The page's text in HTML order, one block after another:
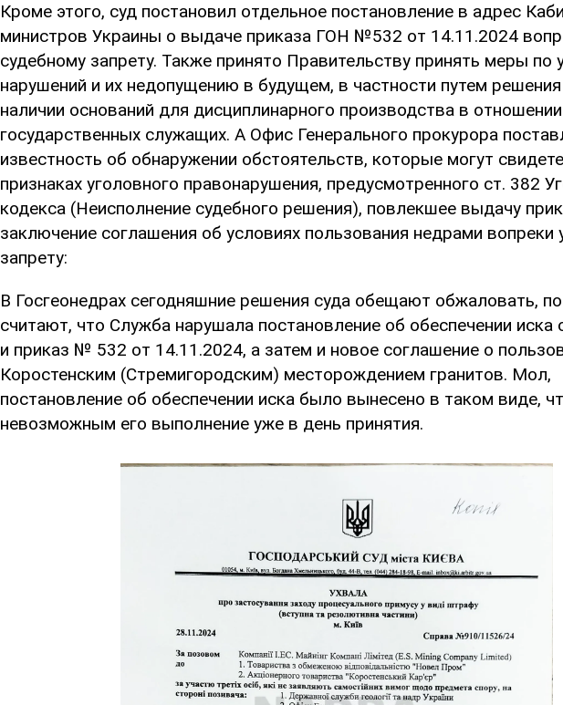
Кроме этого, суд постановил отдельное постановление в адрес
министров Украины о выдаче приказа ГОН №532 от 14.11.2024
судебному запрету. Также принято Правительству принять меры по
нарушений и их недопущению в будущем, в частности путем
наличии оснований для дисциплинарного производства в отношении
государственных служащих. А Офис Генерального прокурора
известность об обнаружении обстоятельств, которые могут
признаках уголовного правонарушения, предусмотренного ст. 382
кодекса (Неисполнение судебного решения), повлекшее выдачу
заключение соглашения об условиях пользования недрами вопреки
запрету:
В Госгеонедрах сегодняшние решения суда обещают обжаловать,
считают, что Служба нарушала постановление об обеспечении иска
и приказ № 532 от 14.11.2024, а затем и новое соглашение о
Коростенским (Стремигородским) месторождением гранитов. Мол,
постановление об обеспечении иска было вынесено в таком виде,
невозможным его выполнение уже в день принятия.